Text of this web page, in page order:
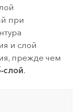
при
и слой
прежде чем
слой.